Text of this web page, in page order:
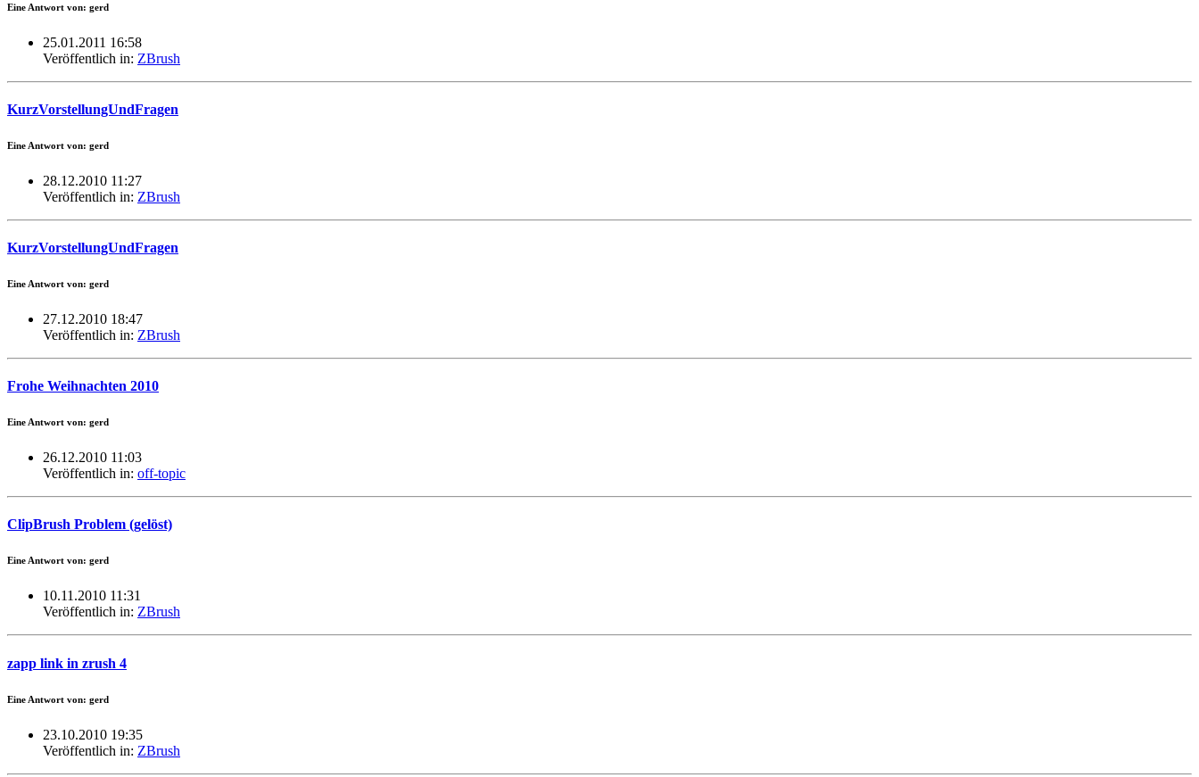
Eine Antwort von: gerd
25.01.2011 16:58
Veröffentlich in: ZBrush
KurzVorstellungUndFragen
Eine Antwort von: gerd
28.12.2010 11:27
Veröffentlich in: ZBrush
KurzVorstellungUndFragen
Eine Antwort von: gerd
27.12.2010 18:47
Veröffentlich in: ZBrush
Frohe Weihnachten 2010
Eine Antwort von: gerd
26.12.2010 11:03
Veröffentlich in: off-topic
ClipBrush Problem (gelöst)
Eine Antwort von: gerd
10.11.2010 11:31
Veröffentlich in: ZBrush
zapp link in zrush 4
Eine Antwort von: gerd
23.10.2010 19:35
Veröffentlich in: ZBrush